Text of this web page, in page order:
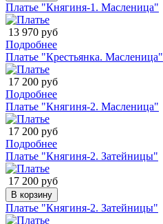
Платье "Княгиня-1. Масленица"
13 970 руб
Подробнее
Платье "Крестьянка. Масленица"
17 200 руб
Подробнее
Платье "Княгиня-2. Масленица"
17 200 руб
Подробнее
Платье "Княгиня-2. Затейницы"
17 200 руб
В корзину
Платье "Княгиня-2. Затейницы"